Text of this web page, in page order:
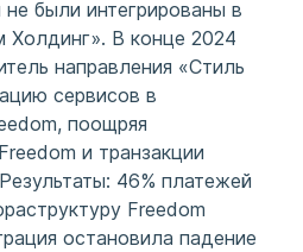
были интегрированы в
Холдинг». В конце 2024
направления «Стиль
сервисов в
поощряя
и транзакции
46% платежей
Freedom
остановила падение